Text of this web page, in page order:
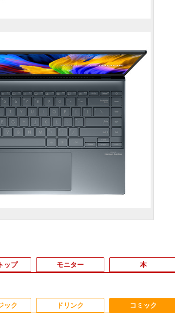
3 4
ップ
3 4
モニター
3
本
3 4
ック ドリンク コミック